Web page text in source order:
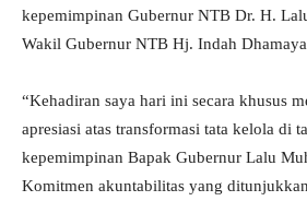
kepemimpinan Gubernur NTB Dr. H.
Wakil Gubernur NTB Hj. Indah
“Kehadiran saya hari ini secara khusus
apresiasi atas transformasi tata kelola di
kepemimpinan Bapak Gubernur Lalu
Komitmen akuntabilitas yang